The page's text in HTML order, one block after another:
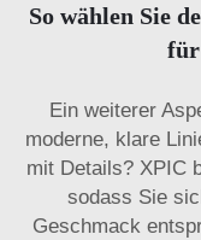
So wählen Sie
für
Ein weiterer
moderne, klare
mit Details? XPIC
sodass Sie
Geschmack